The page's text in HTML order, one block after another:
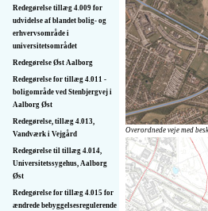
Redegørelse tillæg 4.009 for
udvidelse af blandet bolig- og
erhvervsområde i
universitetsområdet
Redegørelse Øst Aalborg
Redegørelse for tillæg 4.011 -
boligområde ved Stenbjergvej i
Aalborg Øst
Redegørelse, tillæg 4.013,
Vandværk i Vejgård
Redegørelse til tillæg 4.014,
Universitetssygehus, Aalborg
Øst
Redegørelse for tillæg 4.015 for
ændrede bebyggelses­regulerende
Overordnede veje med